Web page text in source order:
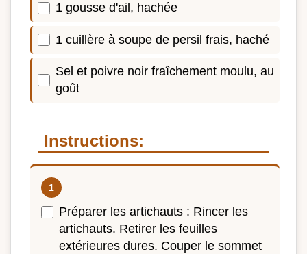
1 gousse d'ail, hachée
1 cuillère à soupe de persil frais, haché
Sel et poivre noir fraîchement moulu, au
goût
Instructions:
Préparer les artichauts : Rincer les
artichauts. Retirer les feuilles
extérieures dures. Couper le sommet